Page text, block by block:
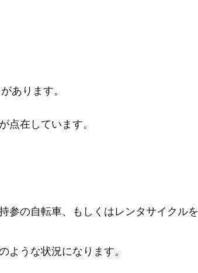
あります。
点在しています。
参の自転車、もしくはレンタサイクルを
ような状況になります。